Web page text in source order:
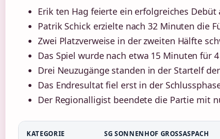
Erik ten Hag feierte ein erfolgreiches
Patrik Schick erzielte nach 32 Minuten die
Zwei Platzverweise in der zweiten Hälfte
Das Spiel wurde nach etwa 15 Minuten für
Drei Neuzugänge standen in der Startelf
Das Endresultat fiel erst in der
Der Regionalligist beendete die Partie mit
KATEGORIE SG SONNENHOF GROSSASPACH